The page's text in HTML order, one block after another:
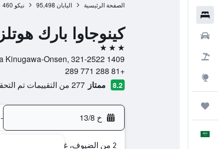
الصفحة الرئيسية اليابان 95,498 نيكو 460
كينوجاوا بارك هوتلز
3 نجوم
1409 Ohara Kinugawa-Onsen, 321-2522, نيكو, محافظة توتشيغي, اليابان
+81 288 771 289
8.2 ممتاز 277 من التقييمات تم التحقق منها
خ 13/8 -
2 من الضيوف، غرفة واحدة